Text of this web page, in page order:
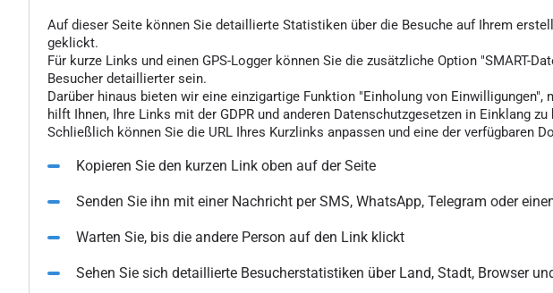
Auf dieser Seite können Sie detaillierte Statistiken über die Besuche auf Ihrem
geklickt.
Für kurze Links und einen GPS-Logger können Sie die zusätzliche Option "SMART-
Besucher detaillierter sein.
Darüber hinaus bieten wir eine einzigartige Funktion "Einholung von
hilft Ihnen, Ihre Links mit der GDPR und anderen Datenschutzgesetzen in Einklang zu
Schließlich können Sie die URL Ihres Kurzlinks anpassen und eine der verfügbaren
Kopieren Sie den kurzen Link oben auf der Seite
Senden Sie ihn mit einer Nachricht per SMS, WhatsApp, Telegram oder
Warten Sie, bis die andere Person auf den Link klickt
Sehen Sie sich detaillierte Besucherstatistiken über Land, Stadt, Browser